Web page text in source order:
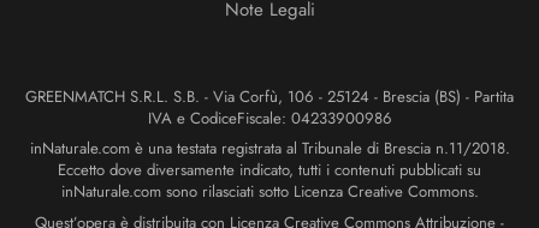
Note Legali
GREENMATCH S.R.L. S.B. - Via Corfù, 106 - 25124 - Brescia (BS) - Partita
IVA e CodiceFiscale: 04233900986
inNaturale.com è una testata registrata al Tribunale di Brescia n.11/2018.
Eccetto dove diversamente indicato, tutti i contenuti pubblicati su
inNaturale.com sono rilasciati sotto Licenza Creative Commons.
Quest’opera è distribuita con Licenza Creative Commons Attribuzione -